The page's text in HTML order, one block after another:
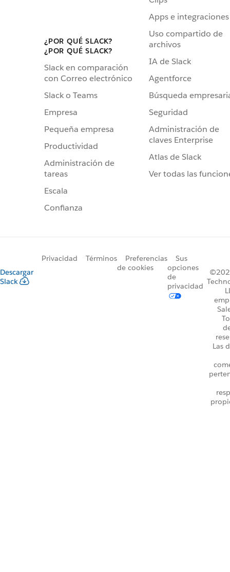
¿POR QUÉ SLACK?
¿POR QUÉ SLACK?
Slack en comparación
con Correo electrónico
Slack o Teams
Empresa
Pequeña empresa
Productividad
Administración de
tareas
Escala
Confianza
Apps e integraciones
Uso compartido de
archivos
IA de Slack
Agentforce
Búsqueda
Seguridad
Administración de
claves Enterprise
Atlas de Slack
Ver todas las
Descargar
Slack
Privacidad Términos
Preferencias
de cookies
Sus
opciones
de
privacidad
Las